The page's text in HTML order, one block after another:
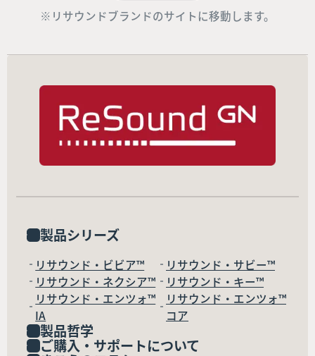
※リサウンドブランドのサイトに移動します。
製品シリーズ
リサウンド・ビビア™
リサウンド・サビー™
リサウンド・ネクシア™
リサウンド・キー™
リサウンド・エンツォ™
IA
リサウンド・エンツォ™
コア
製品哲学
ご購入・サポートについて